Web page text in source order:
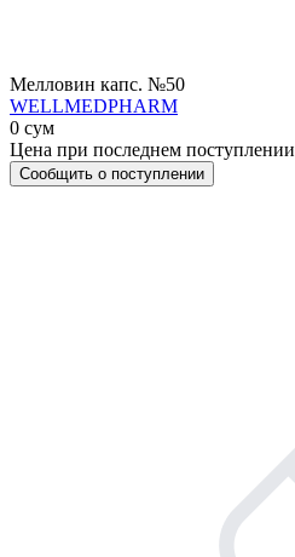
Мелловин капс. №50
WELLMEDPHARM
0 сум
Цена при последнем поступлении
Сообщить о поступлении